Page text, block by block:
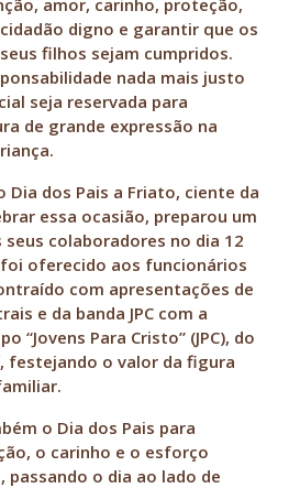
amor, carinho, proteção,
digno e garantir que os
filhos sejam cumpridos.
nada mais justo
seja reservada para
de grande expressão na
Dia dos Pais a Friato, ciente da
essa ocasião, preparou um
seus colaboradores no dia 12
oferecido aos funcionários
com apresentações de
e da banda JPC com a
“Jovens Para Cristo” (JPC), do
festejando o valor da figura
o Dia dos Pais para
o carinho e o esforço
passando o dia ao lado de